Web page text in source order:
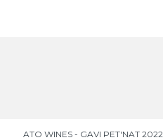
ATO WINES - GAVI PET'NAT 2022